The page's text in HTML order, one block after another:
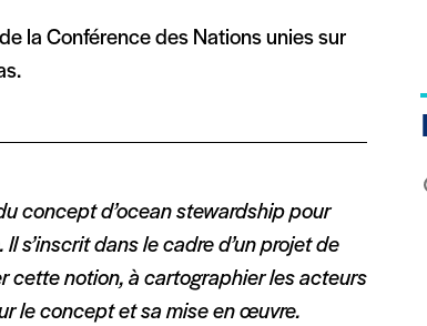
la Conférence des Nations unies sur
concept d’ocean stewardship pour
s’inscrit dans le cadre d’un projet de
cette notion, à cartographier les acteurs
le concept et sa mise en œuvre.